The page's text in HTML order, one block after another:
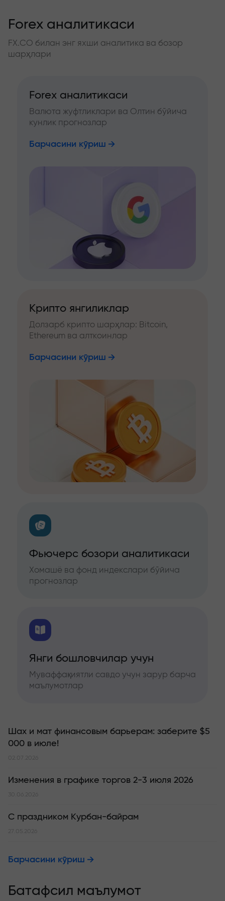
Forex аналитикаси
FX.CO билан энг яхши аналитика ва бозор
шарҳлари
Forex аналитикаси
Валюта жуфтликлари ва Олтин бўйича
кунлик прогнозлар
Барчасини кўриш
Крипто янгиликлар
Долзарб крипто шарҳлар: Bitcoin,
Ethereum ва алткоинлар
Барчасини кўриш
Фьючерс бозори аналитикаси
Хомашё ва фонд индекслари бўйича
прогнозлар
Янги бошловчилар учун
Муваффақиятли савдо учун зарур барча
маълумотлар
Шах и мат финансовым барьерам: заберите $5
000 в июле!
02.07.2026
Изменения в графике торгов 2-3 июля 2026
30.06.2026
С праздником Курбан-байрам
27.05.2026
Барчасини кўриш
Батафсил маълумот